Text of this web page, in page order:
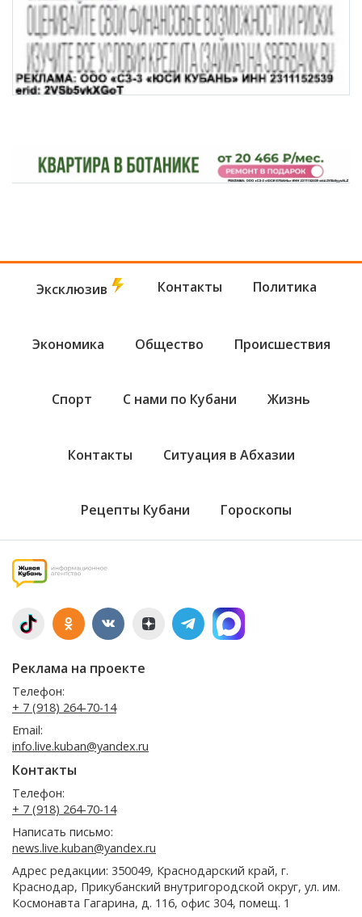
Эксклюзив Контакты Политика
Экономика Общество Происшествия
Спорт С нами по Кубани Жизнь
Контакты Ситуация в Абхазии
Рецепты Кубани Гороскопы
Реклама на проекте
Телефон:
+ 7 (918) 264-70-14
Email:
info.live.kuban@yandex.ru
Контакты
Телефон:
+ 7 (918) 264-70-14
Написать письмо:
news.live.kuban@yandex.ru
Адрес редакции: 350049, Краснодарский край, г.
Краснодар, Прикубанский внутригородской округ, ул. им.
Космонавта Гагарина, д. 116, офис 304, помещ. 1